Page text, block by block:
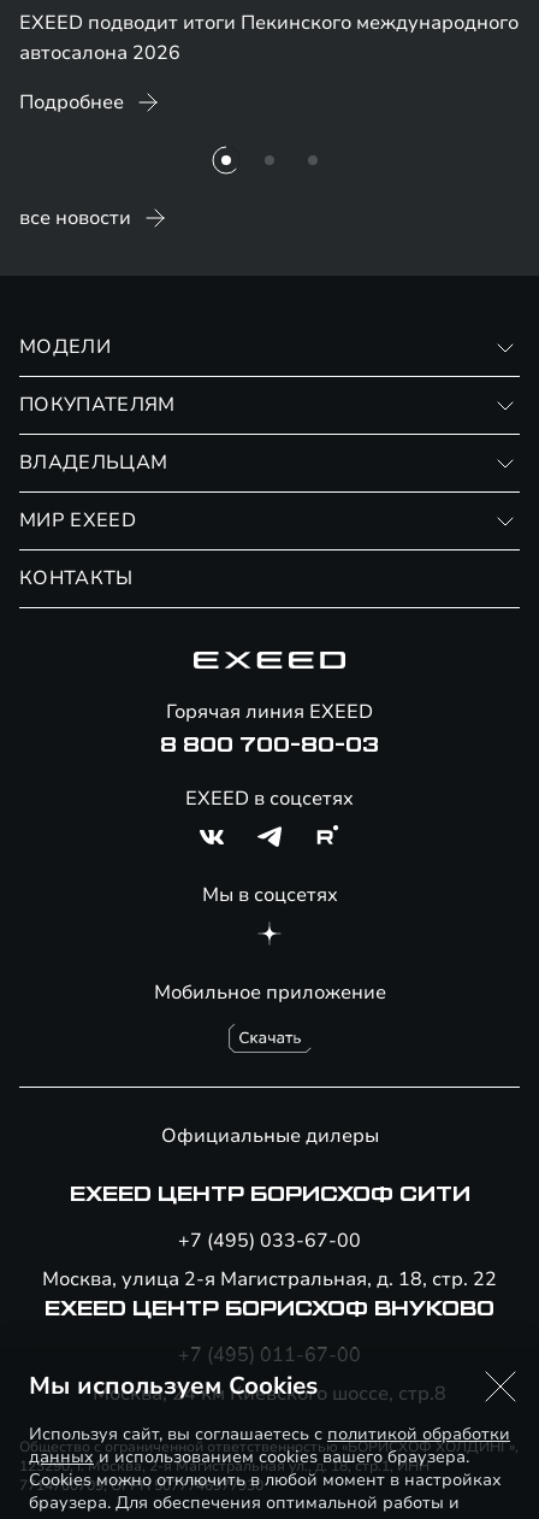
EXEED подводит итоги Пекинского международного
автосалона 2026
Подробнее
все новости
МОДЕЛИ
ПОКУПАТЕЛЯМ
Страхование
ВЛАДЕЛЬЦАМ
Сервис
Помощь на дорогах
Специальные предложения
МИР EXEED
КОНТАКТЫ
Мобильное приложение
Горячая линия EXEED
8 800 700-80-03
EXEED в соцсетях
Мы в соцсетях
Официальные дилеры
EXEED ЦЕНТР БОРИСХОФ СИТИ
+7 (495) 033-67-00
Москва, улица 2-я Магистральная, д. 18, стр. 22
EXEED ЦЕНТР БОРИСХОФ ВНУКОВО
+7 (495) 011-67-00
Москва, 24 км Киевского шоссе, стр.8
Общество с ограниченной ответственностью «БОРИСХОФ ХОЛДИНГ»,
123290, г. Москва, 2-я Магистральная ул., д. 18, стр.1, ИНН
7714700709, ОГРН 5077746977930
Мы используем Cookies
Используя сайт, вы соглашаетесь с политикой обработки
данныхи использованием cookies вашего браузера.
Cookies можно отключить в любой момент в настройках
браузера. Для обеспечения оптимальной работы и